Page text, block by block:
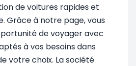
de voitures rapides et
Grâce à notre page, vous
de voyager avec
à vos besoins dans
votre choix. La société